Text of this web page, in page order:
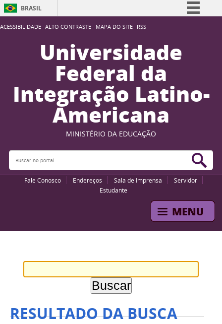
ACESSIBILIDADE ALTO CONTRASTE MAPA DO SITE RSS
BRASIL
Simplifique!
Participe
Acesso à informação
Legislação
Canais
Universidade
Federal da
Integração Latino-
Americana
MINISTÉRIO DA EDUCAÇÃO
Buscar no portal
Fale Conosco Endereços Sala de Imprensa
Servidor
Estudante
RESULTADO DA BUSCA